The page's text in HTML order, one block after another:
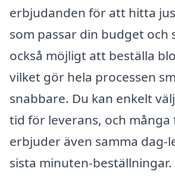
erbjudanden för att hitta
som passar din budget och
också möjligt att beställa
vilket gör hela processen
snabbare. Du kan enkelt
tid för leverans, och
erbjuder även samma dag-
sista minuten-beställningar.